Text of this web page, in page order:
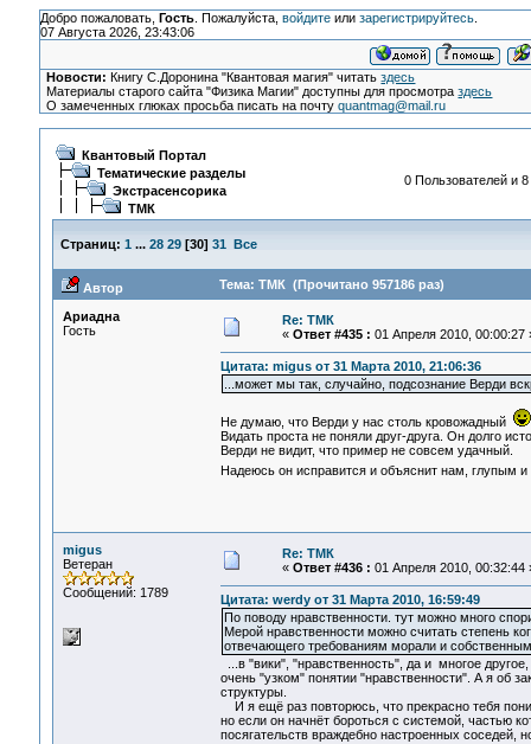
Добро пожаловать, Гость. Пожалуйста, войдитеили зарегистрируйтесь.
07 Августа 2026, 23:43:06
Новости: Книгу С.Доронина "Квантовая магия" читатьздесь
Материалы старого сайта "Физика Магии" доступны для просмотраздесь
О замеченных глюках просьба писать на почтуquantmag@mail.ru
Квантовый Портал
Тематические разделы
Экстрасенсорика
ТМК
0 Пользователей и
Страниц: 1 ... 28 29[30] 31 Все
Автор Тема: ТМК (Прочитано 957186 раз)
Ариадна
Гость
Re: ТМК
« Ответ #435 : 01 Апреля 2010, 00:00:27
Цитата: migus от 31 Марта 2010, 21:06:36
...может мы так, случайно, подсознание Верди
Не думаю, что Верди у нас столь кровожадный
Видать проста не поняли друг-друга. Он долго
Верди не видит, что пример не совсем удачный.
Надеюсь он исправится и объяснит нам, глупым
migus
Ветеран
Сообщений: 1789
Re: ТМК
« Ответ #436 : 01 Апреля 2010, 00:32:44
Цитата: werdy от 31 Марта 2010, 16:59:49
По поводу нравственности. тут можно много
Мерой нравственности можно считать степень
отвечающего требованиям морали и
...в "вики", "нравственность", да и многое
очень "узком" понятии "нравственности". А я об
структуры.
И я ещё раз повторюсь, что прекрасно тебя
но если он начнёт бороться с системой, частью
посягательств враждебно настроенных соседей,